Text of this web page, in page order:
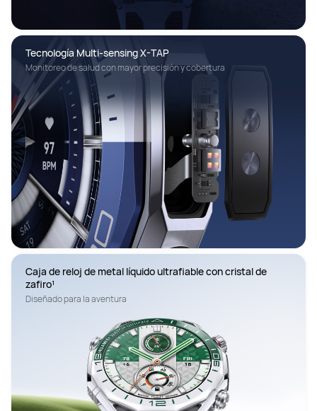
Tecnología Multi-sensing X-TAP
Monitoreo de salud con mayor precisión y cobertura
Caja de reloj de metal líquido ultrafiable con cristal de
zafiro¹
Diseñado para la aventura